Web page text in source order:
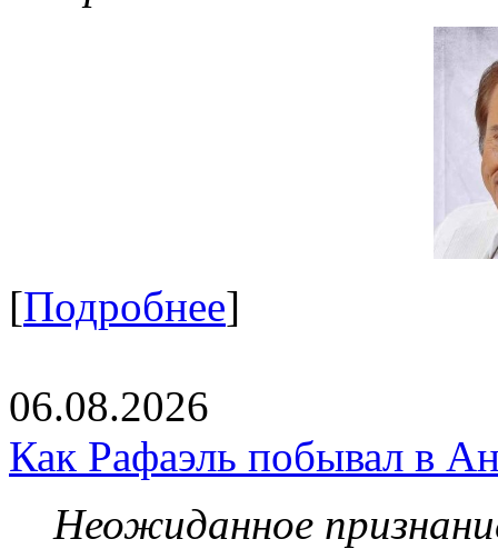
[Подробнее]
06.08.2026
Как Рафаэль побывал в
Неожиданное